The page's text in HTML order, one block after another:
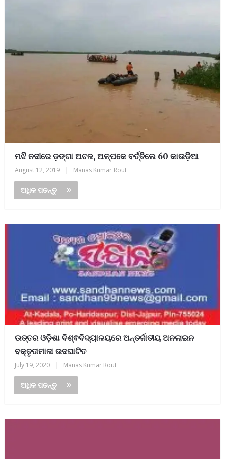
ମଝି ନଦୀରେ ଡ଼ଙ୍ଗା ଅଚଳ, ଅଳ୍ପକେ ବର୍ତ୍ତିଲେ 60 କାଉଡ଼ିଆ
August 12, 2019 Manas Kumar Rout
ଅଧିକ ପଢନ୍ତୁ
ଉତ୍ତର ଓଡ଼ିଶା ବିଶ୍ଵବିଦ୍ୟାଳୟରେ ଅନ୍ତର୍ଜାତୀୟ ଅନଲାଇନ
ବକ୍ତୃତାମାଳା ଉଦଘାଟିତ
July 19, 2020 Manas Kumar Rout
ଅଧିକ ପଢନ୍ତୁ